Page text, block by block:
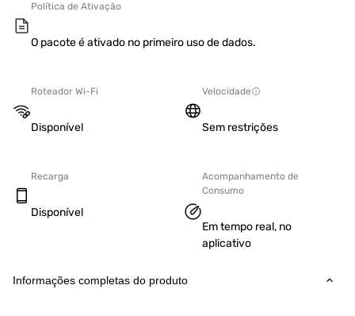
Política de Ativação
O pacote é ativado no primeiro uso de dados.
Roteador Wi-Fi
Disponível
Velocidade
Sem restrições
Recarga
Disponível
Acompanhamento de
Consumo
Em tempo real, no
aplicativo
Informações completas do produto